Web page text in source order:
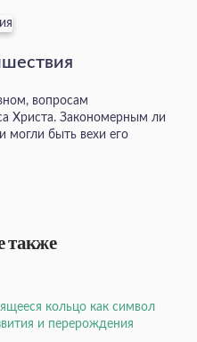
вопросам
Христа. Закономерным ли
могли быть вехи его
также